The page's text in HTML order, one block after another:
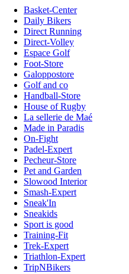
Basket-Center
Daily Bikers
Direct Running
Direct-Volley
Espace Golf
Foot-Store
Galoppostore
Golf and co
Handball-Store
House of Rugby
La sellerie de Maé
Made in Paradis
On-Fight
Padel-Expert
Pecheur-Store
Pet and Garden
Slowood Interior
Smash-Expert
Sneak'In
Sneakids
Sport is good
Training-Fit
Trek-Expert
Triathlon-Expert
TripNBikers